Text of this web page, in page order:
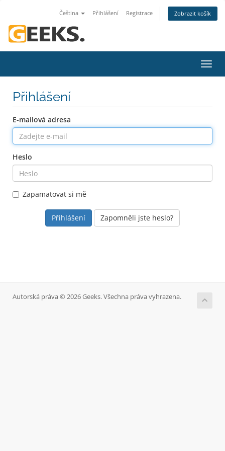
Čeština Přihlášení Registrace Zobrazit košík
Přihlášení
E-mailová adresa
Heslo
Zapamatovat si mě
Zapomněli jste heslo?
Autorská práva © 2026 Geeks. Všechna práva vyhrazena.